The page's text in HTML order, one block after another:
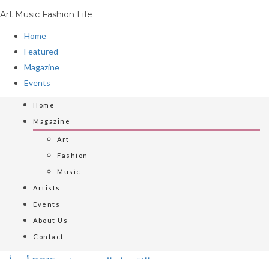
Art Music Fashion Life
Home
Featured
Magazine
Events
Home
Magazine
Art
Fashion
Music
Artists
Events
About Us
Contact